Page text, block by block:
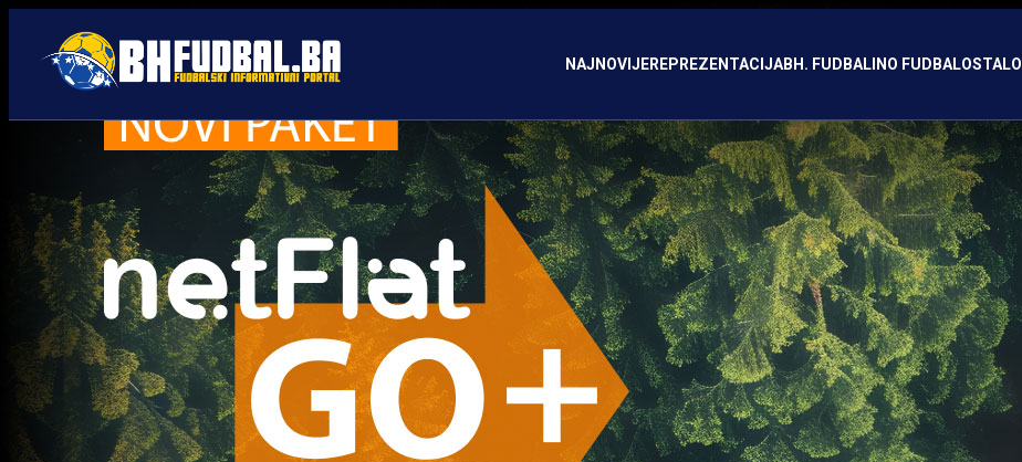
NAJNOVIJEREPREZENTACIJABH. FUDBALINO FUDBALOSTALO
FK Radnički
Trenutno nema novosti za navedeni tag.
Najčitanije Najnovije
A Selekcija
UEFA kaznila BiH: Navijači
neće moći pratiti Zmajeve u
Poljskoj i Rumuniji!